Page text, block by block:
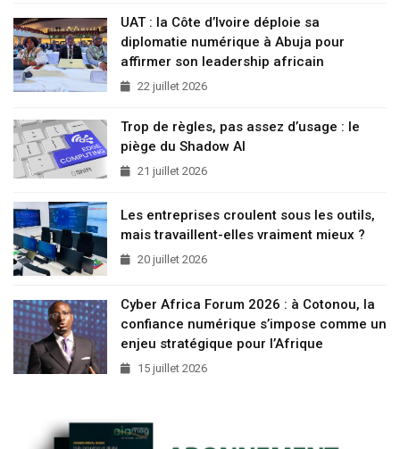
UAT : la Côte d’Ivoire déploie sa
diplomatie numérique à Abuja pour
affirmer son leadership africain
22 juillet 2026
Trop de règles, pas assez d’usage : le
piège du Shadow AI
21 juillet 2026
Les entreprises croulent sous les outils,
mais travaillent-elles vraiment mieux ?
20 juillet 2026
Cyber Africa Forum 2026 : à Cotonou, la
confiance numérique s’impose comme un
enjeu stratégique pour l’Afrique
15 juillet 2026